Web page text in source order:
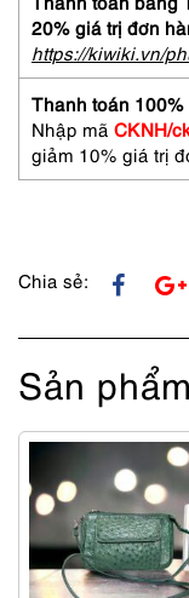
vai-
Crocodile
leather
handbag
số
lượng
20% giá trị đơn
https://kiwiki.vn/
Thanh toán
Nhập mã CKNH/
giảm 10% giá trị
Chia sẻ:
Sản